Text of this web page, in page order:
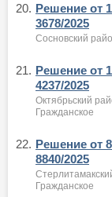
20. Решение от
3678/2025
Сосновский
21. Решение от
4237/2025
Октябрьский
Гражданское
22. Решение от
8840/2025
Гражданское